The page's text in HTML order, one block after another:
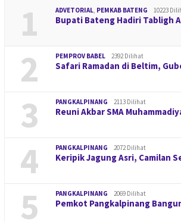
1 ADVETORIAL, PEMKAB BATENG 10223
Bupati Bateng Hadiri Tabligh
2 PEMPROV BABEL 2392 Dilihat
Safari Ramadan di Beltim,
3 PANGKALPINANG 2113 Dilihat
Reuni Akbar SMA
4 PANGKALPINANG 2072 Dilihat
Keripik Jagung Asri, Camilan
5 PANGKALPINANG 2069 Dilihat
Pemkot Pangkalpinang